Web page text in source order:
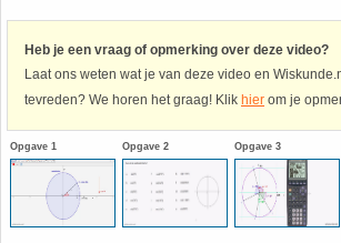
Heb je een vraag of opmerking over deze video?
Laat ons weten wat je van deze video en
tevreden? We horen het graag! Klik hier om je
Opgave 1 Opgave 2 Opgave 3
HAVO 4A - Hoofdstuk 5 - Lineaire verbanden
HAVO 4B - Hoofdstuk 4 - Werken met
HAVO 4B - Hoofdstuk 5 - Machten,
en logaritmen
10. Inhoud bol
11. Inhoud cilinder
12. Inhoud kegel
13. Inhoud piramide